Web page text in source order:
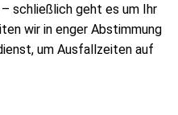
schließlich geht es um Ihr
wir in enger Abstimmung
um Ausfallzeiten auf